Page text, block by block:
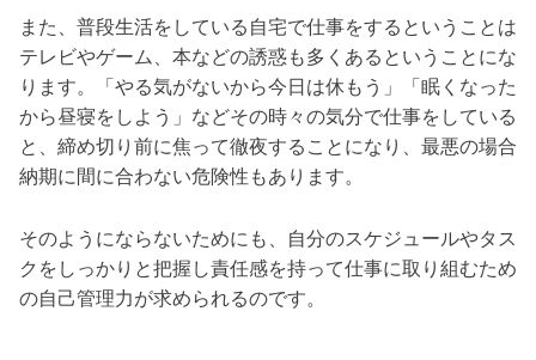
また、普段生活をしている自宅で仕事をするということは
テレビやゲーム、本などの誘惑も多くあるということにな
ります。「やる気がないから今日は休もう」「眠くなった
から昼寝をしよう」などその時々の気分で仕事をしている
と、締め切り前に焦って徹夜することになり、最悪の場合
納期に間に合わない危険性もあります。
そのようにならないためにも、自分のスケジュールやタス
クをしっかりと把握し責任感を持って仕事に取り組むため
の自己管理力が求められるのです。